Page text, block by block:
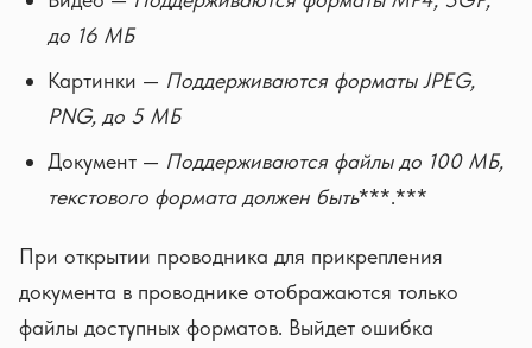
дo 16 МБ
Картинки — Поддерживаются форматы JPEG,
PNG, до 5 МБ
Документ — Поддерживаются файлы дo 100 МБ,
текстового формата должен быть***.***
При открытии проводника для прикрепления
документа в проводнике отображаются только
файлы доступных форматов. Выйдет ошибка